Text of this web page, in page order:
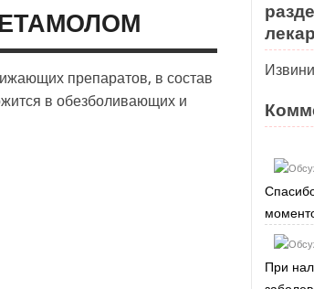
препаратов, в состав
в обезболивающих и
При